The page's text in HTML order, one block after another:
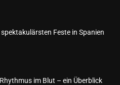
spektakulärsten Feste in Spanien
im Blut – ein Überblick